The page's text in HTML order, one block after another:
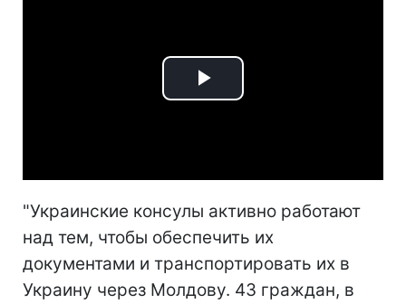
Play
"Украинские консулы активно работают
над тем, чтобы обеспечить их
документами и транспортировать их в
Украину через Молдову. 43 граждан, в